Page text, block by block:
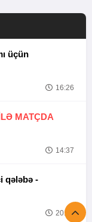
üçün
16:26
MATÇDA
14:37
Tofiq Musayevdən UFC-də ikinci qələbə -
20:52